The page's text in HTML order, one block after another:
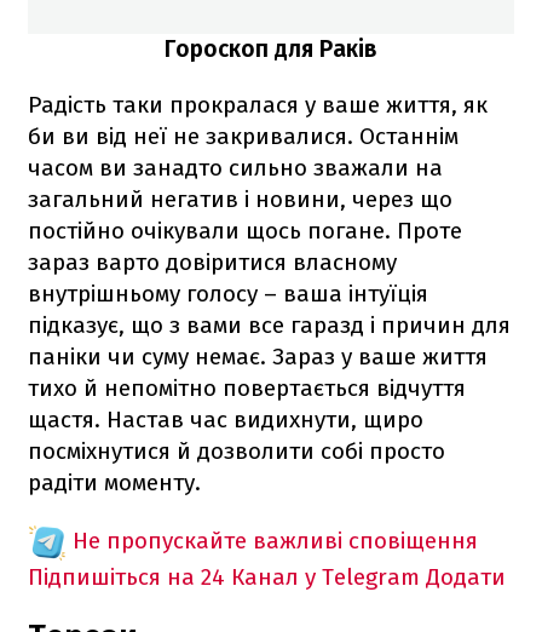
Гороскоп для Раків
Радість таки прокралася у ваше життя, як
би ви від неї не закривалися. Останнім
часом ви занадто сильно зважали на
загальний негатив і новини, через що
постійно очікували щось погане. Проте
зараз варто довіритися власному
внутрішньому голосу – ваша інтуїція
підказує, що з вами все гаразд і причин для
паніки чи суму немає. Зараз у ваше життя
тихо й непомітно повертається відчуття
щастя. Настав час видихнути, щиро
посміхнутися й дозволити собі просто
радіти моменту.
Не пропускайте важливі сповіщення
Підпишіться на 24 Канал у Telegram Додати